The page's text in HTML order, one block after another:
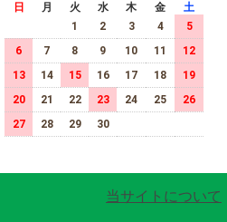
日 月 火 水 木 金
土
1
2 3 4
5
6
7 8 9 10 11
12
13
14 15 16 17 18
19
20
21 22 23 24 25
26
27
28 29 30
当サイトについて